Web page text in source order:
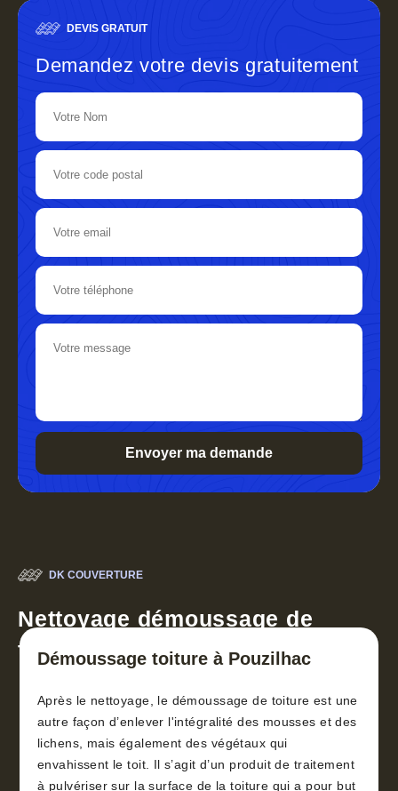
DEVIS GRATUIT
Demandez votre devis gratuitement
DK COUVERTURE
Nettoyage démoussage de
toiture 30
Démoussage toiture à Pouzilhac
Après le nettoyage, le démoussage de toiture est une
autre façon d’enlever l'intégralité des mousses et des
lichens, mais également des végétaux qui
envahissent le toit. Il s’agit d’un produit de traitement
à pulvériser sur la surface de la toiture qui a pour but